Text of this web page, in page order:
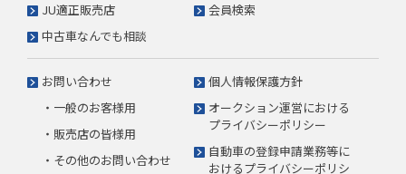
JU適正販売店
会員検索
中古車なんでも相談
お問い合わせ
・一般のお客様用
・販売店の皆様用
・その他のお問い合わせ
個人情報保護方針
オークション運営における
プライバシーポリシー
自動車の登録申請業務等に
おけるプライバシーポリシ